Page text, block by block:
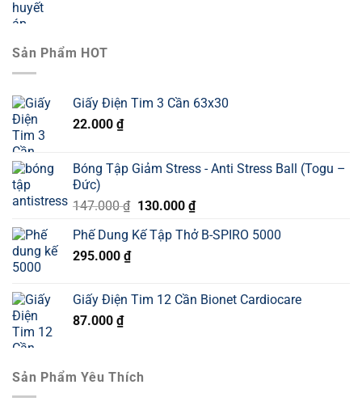
Sản Phẩm HOT
Giấy Điện Tim 3 Cần 63x30
22.000 ₫
Bóng Tập Giảm Stress - Anti Stress Ball (Togu –
Đức)
147.000₫ Giá
là:
130.000 ₫Giá
tại
Phế Dung Kế Tập Thở B-SPIRO 5000
295.000 ₫
Giấy Điện Tim 12 Cần Bionet Cardiocare
87.000 ₫
Sản Phẩm Yêu Thích